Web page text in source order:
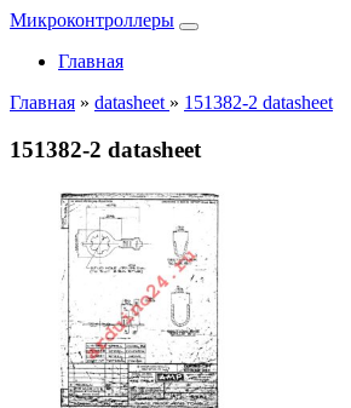
Микроконтроллеры
Главная
Главная » datasheet » 151382-2 datasheet
151382-2 datasheet